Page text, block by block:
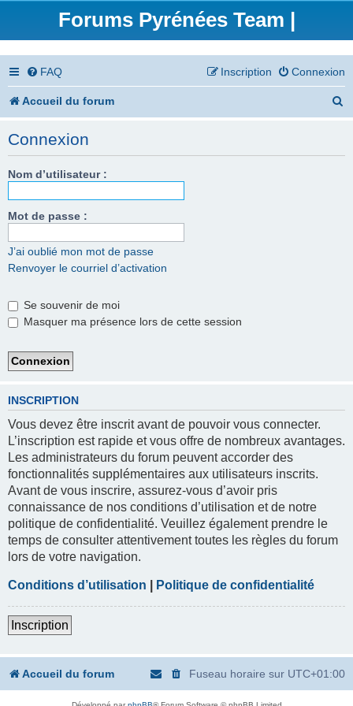
Forums Pyrénées Team |
FAQ Connexion
Inscription
Accueil du forum
Connexion
Nom d’utilisateur :
Mot de passe :
J’ai oublié mon mot de passe
Renvoyer le courriel d’activation
Se souvenir de moi
Masquer ma présence lors de cette session
INSCRIPTION
Vous devez être inscrit avant de pouvoir vous connecter.
L’inscription est rapide et vous offre de nombreux avantages.
Les administrateurs du forum peuvent accorder des
fonctionnalités supplémentaires aux utilisateurs inscrits.
Avant de vous inscrire, assurez-vous d’avoir pris
connaissance de nos conditions d’utilisation et de notre
politique de confidentialité. Veuillez également prendre le
temps de consulter attentivement toutes les règles du forum
lors de votre navigation.
Conditions d’utilisation Politique de confidentialité
Inscription
Accueil du forum Fuseau horaire sur UTC+01:00